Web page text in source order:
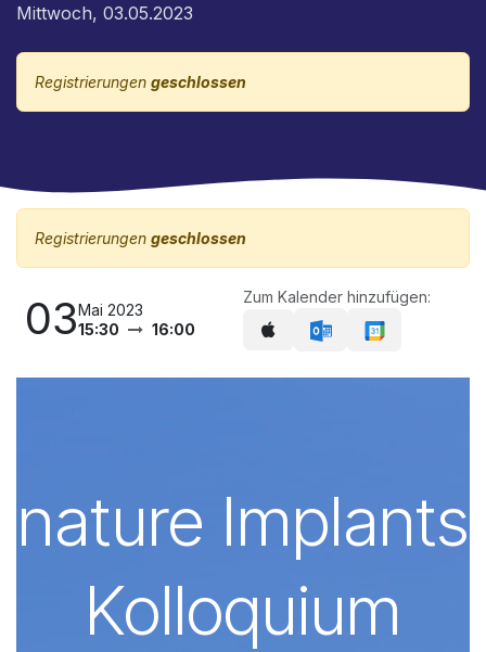
Mittwoch, 03.05.2023
Registrierungen geschlossen
Registrierungen geschlossen
03Mai 2023
15:30
16:00
Zum Kalender hinzufügen:
nature Implants
Kolloquium